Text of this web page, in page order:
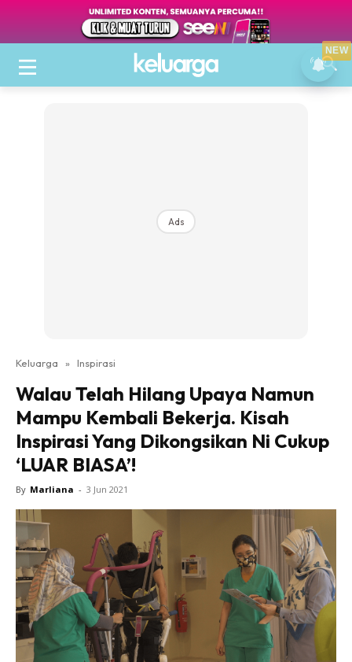
Ads
Keluarga » Inspirasi
Walau Telah Hilang Upaya Namun
Mampu Kembali Bekerja. Kisah
Inspirasi Yang Dikongsikan Ni Cukup
‘LUAR BIASA’!
By Marliana - 3 Jun 2021
NEW